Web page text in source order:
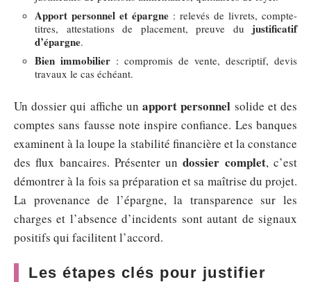
Apport personnel et épargne : relevés de livrets, compte-
titres, attestations de placement, preuve du justificatif
d’épargne.
Bien immobilier : compromis de vente, descriptif, devis
travaux le cas échéant.
Un dossier qui affiche unapport personnel solide et des
comptes sans fausse note inspire confiance. Les banques
examinent à la loupe la stabilité financière et la constance
des flux bancaires. Présenter undossier complet, c’est
démontrer à la fois sa préparation et sa maîtrise du projet.
La provenance de l’épargne, la transparence sur les
charges et l’absence d’incidents sont autant de signaux
positifs qui facilitent l’accord.
Les étapes clés pour justifier